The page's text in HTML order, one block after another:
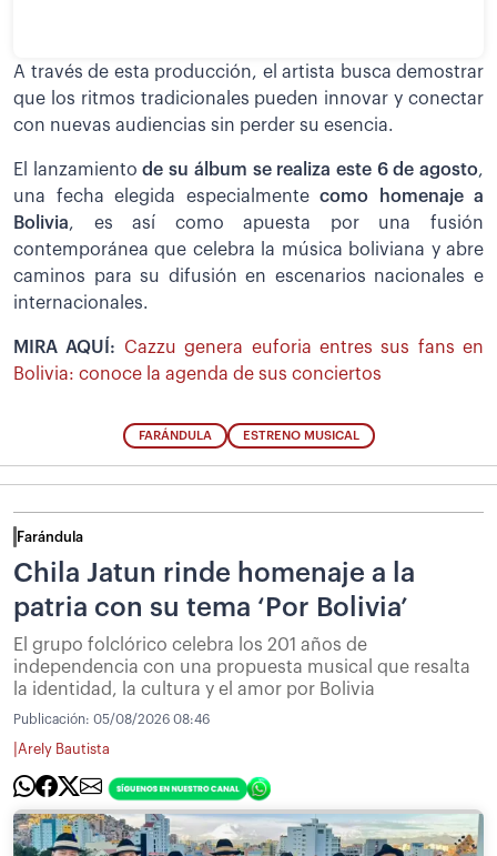
A través de esta producción, el artista busca demostrar
que los ritmos tradicionales pueden innovar y conectar
con nuevas audiencias sin perder su esencia.
El lanzamientode su álbum se realiza este 6 de agosto,
una fecha elegida especialmente como homenaje a
Bolivia, es así como apuesta por una fusión
contemporánea que celebra la música boliviana y abre
caminos para su difusión en escenarios nacionales e
internacionales.
MIRA AQUÍ: Cazzu genera euforia entres sus fans en
Bolivia: conoce la agenda de sus conciertos
FARÁNDULA ESTRENO MUSICAL
Farándula
Chila Jatun rinde homenaje a la
patria con su tema ‘Por Bolivia’
El grupo folclórico celebra los 201 años de
independencia con una propuesta musical que resalta
la identidad, la cultura y el amor por Bolivia
Publicación: 05/08/2026 08:46
Arely Bautista